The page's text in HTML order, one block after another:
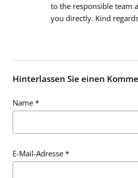
E-Mail-Adresse*
Nachricht*
to the responsible team
you directly. Kind
E-Mail-Adresse
Nachricht*
Hinterlassen Sie einen
Name *
E-Mail-Adresse *